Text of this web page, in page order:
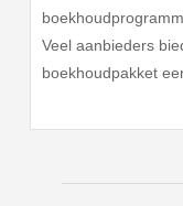
Veel aanbieders
boekhoudpakket